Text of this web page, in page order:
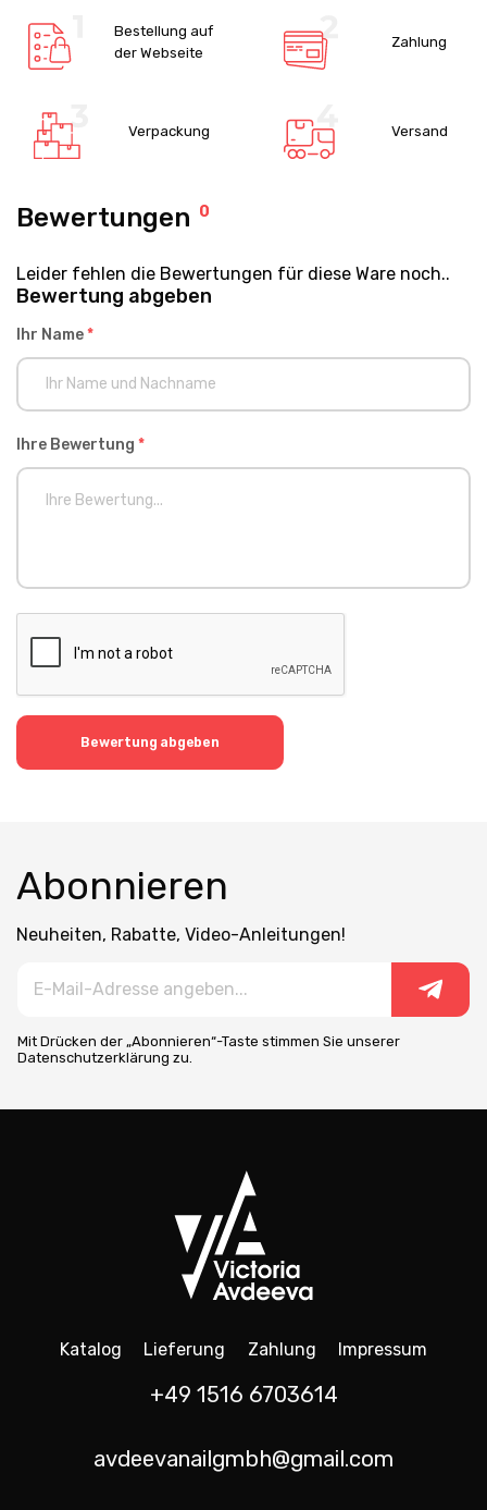
Bestellung auf
der Webseite
Zahlung
Verpackung Versand
Bewertungen 0
Leider fehlen die Bewertungen für diese Ware noch..
Bewertung abgeben
Ihr Name*
Ihre Bewertung *
Bewertung abgeben
Abonnieren
Neuheiten, Rabatte, Video-Anleitungen!
Mit Drücken der „Abonnieren“-Taste stimmen Sie unserer
Datenschutzerklärung zu.
Katalog Lieferung Zahlung Impressum
+49 1516 6703614
avdeevanailgmbh@gmail.com